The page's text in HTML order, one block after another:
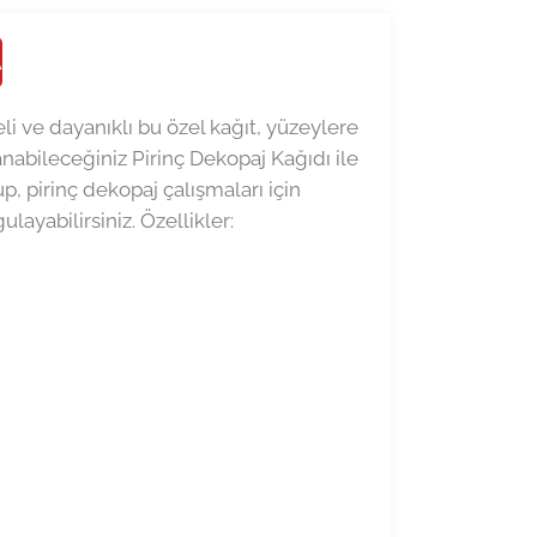
ve dayanıklı bu özel kağıt, yüzeylere
Pirinç Dekopaj Kağıdı ile
pirinç dekopaj çalışmaları için
Özellikler: